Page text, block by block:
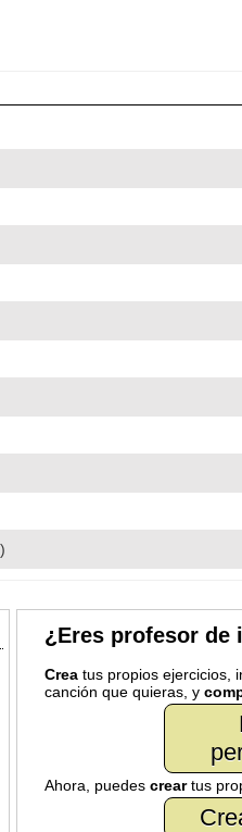
¿Eres profesor de
Creatus propios ejercicios,
canción que quieras, y
Ahora, puedes creartus